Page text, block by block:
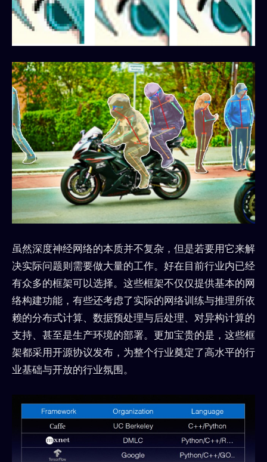
虽然深度神经网络的本质并不复杂，但是若要用它来解
决实际问题则需要做大量的工作。好在目前行业内已经
有众多的框架可以选择。这些框架不仅仅提供基本的网
络构建功能，有些还考虑了实际的网络训练与推理所依
赖的分布式计算、数据预处理与后处理、对异构计算的
支持、甚至是生产环境的部署。更加宝贵的是，这些框
架都采用开源协议发布，为整个行业奠定了高水平的行
业基础与开放的行业氛围。